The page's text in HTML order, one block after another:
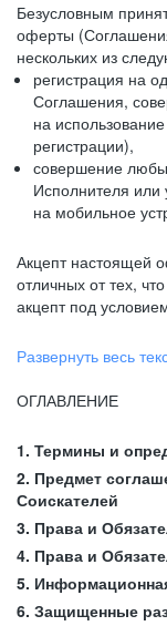
Безусловным
оферты
нескольких из
регистрация на
Соглашения,
на
регистрации),
совершение
Исполнителя или
на мобильное
Акцепт настоящей
отличных от тех,
акцепт под
Развернуть весь
ОГЛАВЛЕНИЕ
1. Термины и
2. Предмет
Соискателей
3. Права и
4. Права и
5.
6. Защищенные